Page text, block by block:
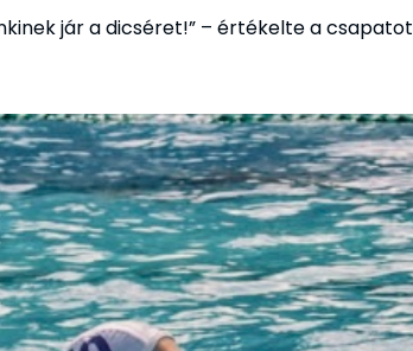
jár a dicséret!” – értékelte a csapatot